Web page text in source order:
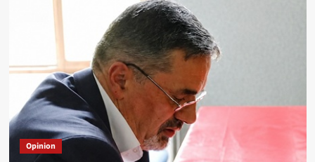
Opinion